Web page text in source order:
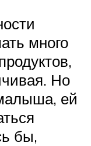
много
Но
ей
бы,